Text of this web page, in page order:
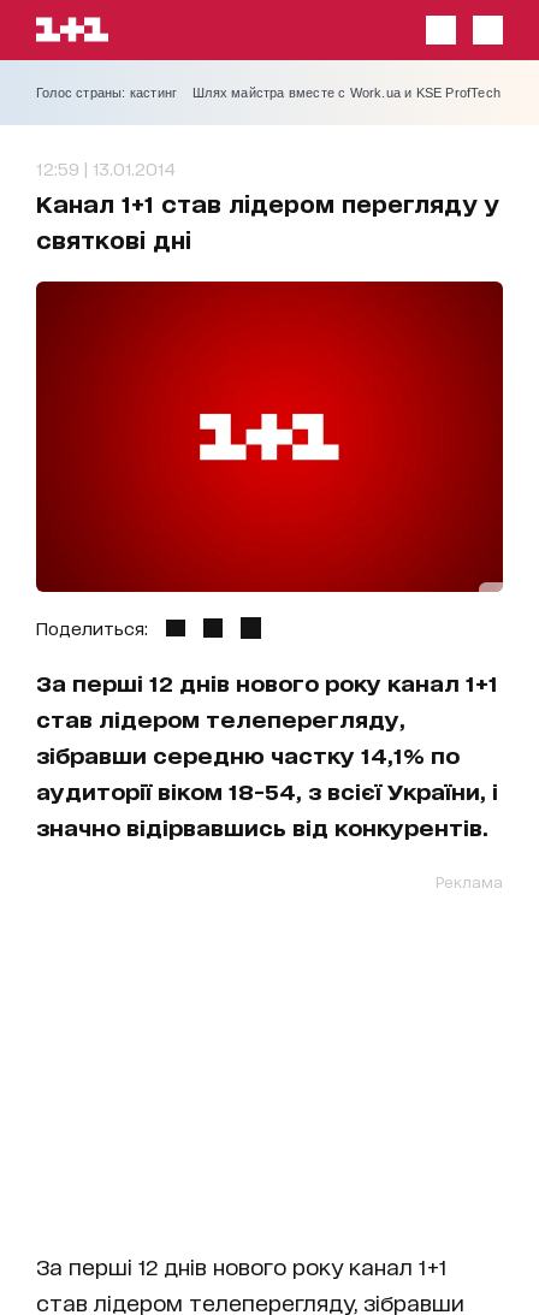
Голос страны: кастинг Шлях майстра вместе с Work.ua и KSE ProfTech
12:59 | 13.01.2014
Канал 1+1 став лідером перегляду у
святкові дні
Поделиться:
За перші 12 днів нового року канал 1+1
став лідером телеперегляду,
зібравши середню частку 14,1% по
аудиторії віком 18-54, з всієї України, і
значно відірвавшись від конкурентів.
Реклама
За перші 12 днів нового року канал 1+1
став лідером телеперегляду, зібравши